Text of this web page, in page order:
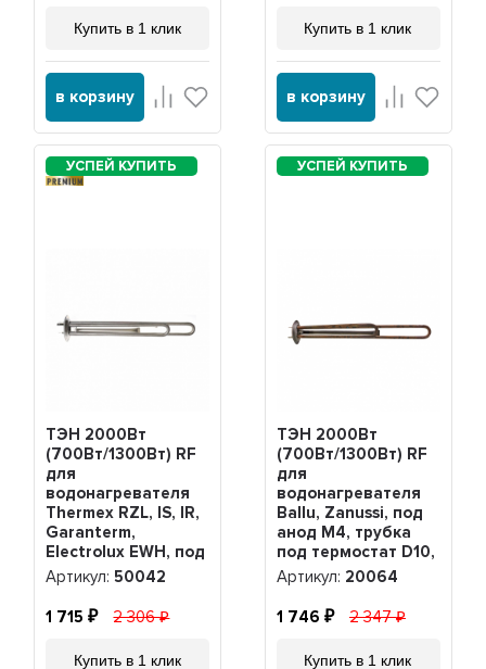
Купить в 1 клик
в корзину
Купить в 1 клик
в корзину
PREMIUM
ТЭН 2000Вт
(700Вт/1300Вт) RF
для
водонагревателя
Thermex RZL, IS, IR,
Garanterm,
Electrolux EWH, под
анод М4, нерж,
PREMIUM, 50042
Артикул:50042
1 715 2 306
Купить в 1 клик
ТЭН 2000Вт
(700Вт/1300Вт) RF
для
водонагревателя
Ballu, Zanussi, под
анод М4, трубка
под термостат D10,
20064
Артикул: 20064
1 746 2 347
Купить в 1 клик